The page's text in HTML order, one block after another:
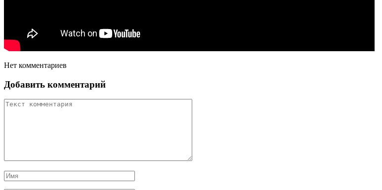
Нет комментариев
Добавить комментарий